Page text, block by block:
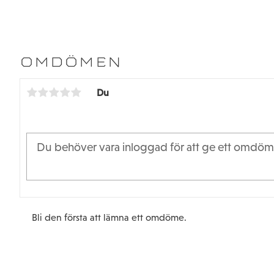
OMDÖMEN
Du
Bli den första att lämna ett omdöme.